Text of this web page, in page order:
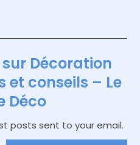
Décoration
et conseils – Le
Déco
posts sent to your email.